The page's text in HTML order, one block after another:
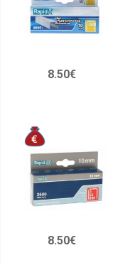
8.50€
8.50€